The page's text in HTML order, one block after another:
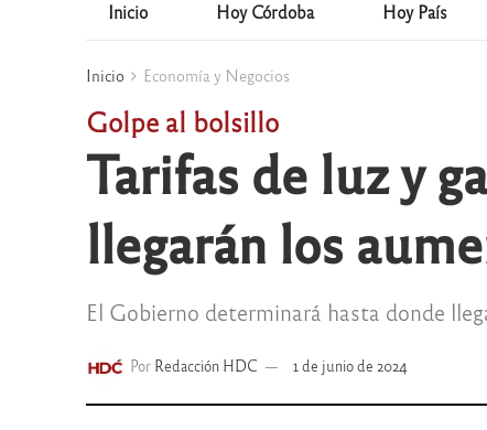
Inicio Hoy Córdoba Hoy País
Inicio Economía y Negocios
Golpe al bolsillo
Tarifas de luz y
llegarán los
El Gobierno determinará hasta donde
Por Redacción HDC 1 de junio de 2024